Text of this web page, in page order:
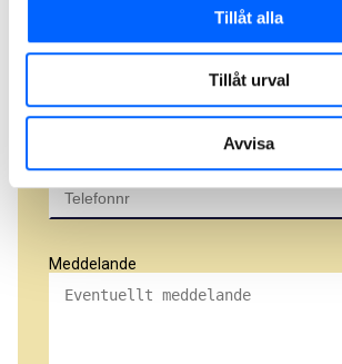
Tillåt alla
Tillåt urval
Avvisa
Telefonnr
Meddelande